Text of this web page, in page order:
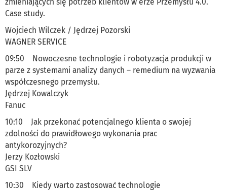
Case study.
Wojciech Wilczek / Jędrzej Pozorski
WAGNER SERVICE
09:50 Nowoczesne technologie i robotyzacja produkcji w
parze z systemami analizy danych – remedium na wyzwania
współczesnego przemysłu.
Jędrzej Kowalczyk
Fanuc
10:10 Jak przekonać potencjalnego klienta o swojej
zdolności do prawidłowego wykonania prac
antykorozyjnych?
Jerzy Kozłowski
GSI SLV
10:30 Kiedy warto zastosować technologie